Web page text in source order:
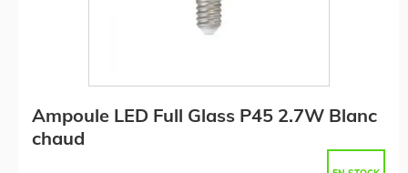
Ampoule LED Full Glass P45 2.7W Blanc
chaud